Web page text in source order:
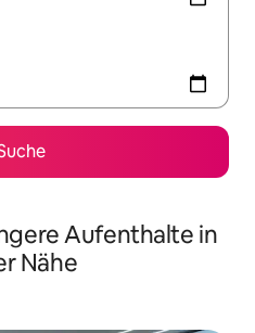
Aufenthalte in
Nähe